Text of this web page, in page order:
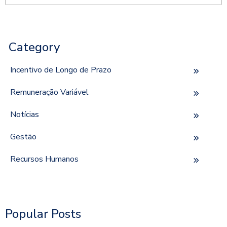
Category
Incentivo de Longo de Prazo
Remuneração Variável
Notícias
Gestão
Recursos Humanos
Popular Posts